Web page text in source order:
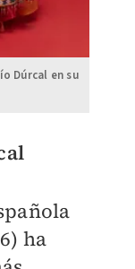
Dúrcal en su
ha